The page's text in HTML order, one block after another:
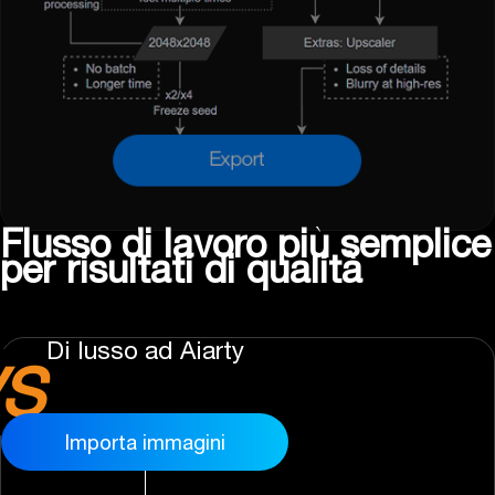
Flusso di lavoro più semplice
per risultati di qualità
Di lusso ad Aiarty
Importa immagini